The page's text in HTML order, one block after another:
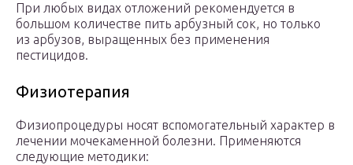
При любых видах отложений рекомендуется в
большом количестве пить арбузный сок, но только
из арбузов, выращенных без применения
пестицидов.
Физиотерапия
Физиопроцедуры носят вспомогательный характер в
лечении мочекаменной болезни. Применяются
следующие методики: